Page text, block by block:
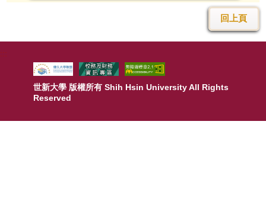
回上頁
:::
世新大學 版權所有 Shih Hsin University All Rights
Reserved